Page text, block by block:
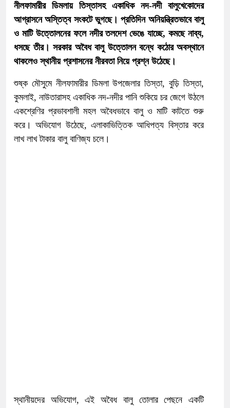
নীলফামারীর ডিমলায় তিস্তাসহ একাধিক নদ-নদী বালুখেকোদের
আগ্রাসনে অস্তিত্ব সংকটে ভুগছে। প্রতিদিন অনিয়ন্ত্রিতভাবে বালু
ও মাটি উত্তোলনের ফলে নদীর তলদেশ ভেঙে যাচ্ছে, কমছে নাব্য,
ধসছে তীর। সরকার অবৈধ বালু উত্তোলন বন্ধে কঠোর অবস্থানে
থাকলেও স্থানীয় প্রশাসনের নীরবতা নিয়ে প্রশ্ন উঠেছে।
শুষ্ক মৌসুমে নীলফামারীর ডিমলা উপজেলার তিস্তা, বুড়ি তিস্তা,
কুমলাই, নাউতারাসহ একাধিক নদ-নদীর পানি শুকিয়ে চর জেগে উঠলে
একশ্রেণির প্রভাবশালী মহল অবৈধভাবে বালু ও মাটি কাটতে শুরু
করে। অভিযোগ উঠেছে, এলাকাভিত্তিক আধিপত্য বিস্তার করে
লাখ লাখ টাকার বালু বাণিজ্য চলে।
স্থানীয়দের অভিযোগ, এই অবৈধ বালু তোলার পেছনে একটি